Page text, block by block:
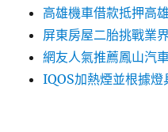
高雄機車借款抵押高
屏東房屋二胎挑戰業
網友人氣推薦鳳山汽
IQOS加熱煙並根據